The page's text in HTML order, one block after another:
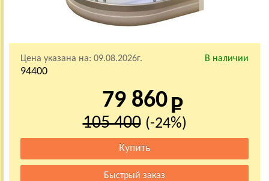
Цена указана на: 09.08.2026г. В наличии
94400
79 860
105 400 (-24%)